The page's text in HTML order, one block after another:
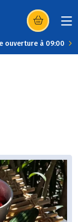
(s’ouvre dans
ouverture à 09:00